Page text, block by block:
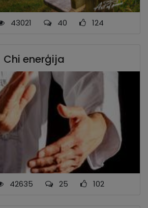
43021 40 124
Chi enerģija
42635 25 102